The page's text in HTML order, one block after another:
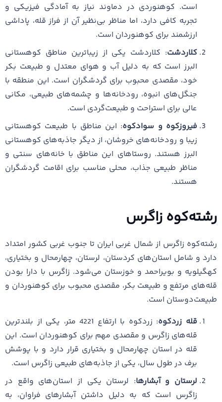
است. کوهنوردی در دماوند نیاز به آمادگی فیزیکی و
تجربه کافی دارد، اما مناظر بی‌نظیر آن از فراز قله، پاداشی
ارزشمند برای کوهنوردان است.
کلاردشت: کلاردشت یکی از زیباترین مناطق کوهستانی
البرز است که به دلیل آب و هوای معتدل و طبیعت بکر
خود، مقصدی محبوب برای گردشگران است. این منطقه با
جنگل‌های انبوه، رودخانه‌ها و چشمه‌های طبیعی، مکانی
عالی برای استراحت و طبیعت‌گردی است.
فیروزکوه و سوادکوه: این مناطق با طبیعت کوهستانی
زیبا و رودخانه‌های خروشان، از دیگر جاذبه‌های کوهستانی
البرز هستند. روستاهای این مناطق با خانه‌های سنتی و
مناظر طبیعی جذاب، محلی مناسب برای اقامت گردشگران
هستند.
رشته‌کوه زاگرس
رشته‌کوه زاگرس از شمال غربی ایران تا جنوب غربی کشور امتداد
دارد و شامل استان‌های کردستان، لرستان، چهارمحال و بختیاری،
کهگیلویه و بویراحمد و خوزستان می‌شود. زاگرس با دارا بودن
قله‌های مرتفع و طبیعت بکر، مقصدی محبوب برای کوهنوردان و
طبیعت‌دوستان است.
قله زردکوه
: زردکوه با ارتفاع 4221 متر، یکی از بلندترین
قله‌های زاگرس و مقصدی مهم برای کوهنوردان است. این
قله در استان چهارمحال و بختیاری قرار دارد و با پوشش
برف در طول سال، یکی از جاذبه‌های طبیعی زاگرس است.
لرستان و آبشارها: لرستان یکی از استان‌های واقع در
زاگرس است که به دلیل داشتن آبشارهای فراوان، به